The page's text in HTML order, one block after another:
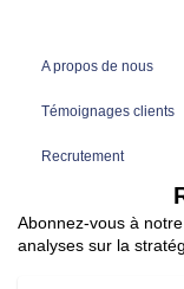
A propos de nous
Témoignages clients
Recrutement
Abonnez-vous à
analyses sur la